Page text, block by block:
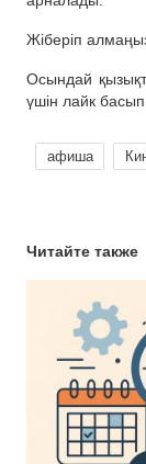
Жіберіп
Осындай
үшін лайк
афиша
Читайте также